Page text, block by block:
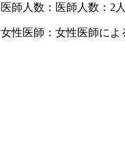
医師人数：医師人数：2人
女性医師：女性医師によ